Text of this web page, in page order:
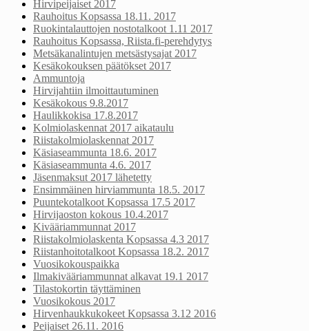
Hirvipeijaiset 2017
Rauhoitus Kopsassa 18.11. 2017
Ruokintalauttojen nostotalkoot 1.11 2017
Rauhoitus Kopsassa, Riista.fi-perehdytys
Metsäkanalintujen metsästysajat 2017
Kesäkokouksen päätökset 2017
Ammuntoja
Hirvijahtiin ilmoittautuminen
Kesäkokous 9.8.2017
Haulikkokisa 17.8.2017
Kolmiolaskennat 2017 aikataulu
Riistakolmiolaskennat 2017
Käsiaseammunta 18.6. 2017
Käsiaseammunta 4.6. 2017
Jäsenmaksut 2017 lähetetty
Ensimmäinen hirviammunta 18.5. 2017
Puuntekotalkoot Kopsassa 17.5 2017
Hirvijaoston kokous 10.4.2017
Kivääriammunnat 2017
Riistakolmiolaskenta Kopsassa 4.3 2017
Riistanhoitotalkoot Kopsassa 18.2. 2017
Vuosikokouspaikka
Ilmakivääriammunnat alkavat 19.1 2017
Tilastokortin täyttäminen
Vuosikokous 2017
Hirvenhaukkukokeet Kopsassa 3.12 2016
Peijaiset 26.11. 2016